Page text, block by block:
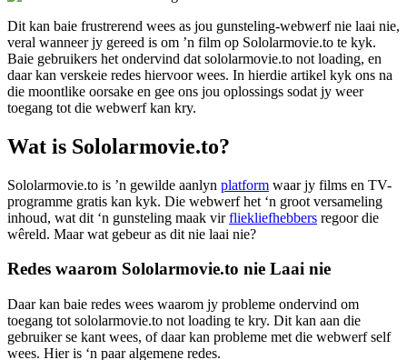
Dit kan baie frustrerend wees as jou gunsteling-webwerf nie laai nie,
veral wanneer jy gereed is om ’n film op Sololarmovie.to te kyk.
Baie gebruikers het ondervind dat sololarmovie.to not loading, en
daar kan verskeie redes hiervoor wees. In hierdie artikel kyk ons na
die moontlike oorsake en gee ons jou oplossings sodat jy weer
toegang tot die webwerf kan kry.
Wat is Sololarmovie.to?
Sololarmovie.to is ’n gewilde aanlyn platform waar jy films en TV-
programme gratis kan kyk. Die webwerf het ‘n groot versameling
inhoud, wat dit ‘n gunsteling maak virfliekliefhebbers regoor die
wêreld. Maar wat gebeur as dit nie laai nie?
Redes waarom Sololarmovie.to nie Laai nie
Daar kan baie redes wees waarom jy probleme ondervind om
toegang tot sololarmovie.to not loading te kry. Dit kan aan die
gebruiker se kant wees, of daar kan probleme met die webwerf self
wees. Hier is ‘n paar algemene redes.